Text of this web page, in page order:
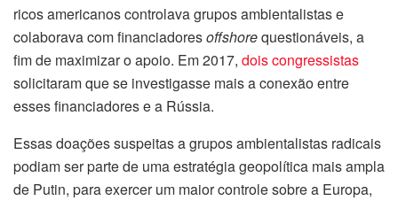
ricos americanos controlava grupos ambientalistas e
colaborava com financiadoresoffshorequestionáveis, a
fim de maximizar o apoio. Em 2017, dois congressistas
solicitaram que se investigasse mais a conexão entre
esses financiadores e a Rússia.
Essas doações suspeitas a grupos ambientalistas radicais
podiam ser parte de uma estratégia geopolítica mais ampla
de Putin, para exercer um maior controle sobre a Europa,